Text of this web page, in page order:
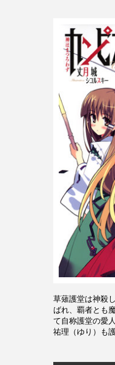
草薙護堂は神殺
ばれ、覇者とも
て自称護堂の愛
祐理（ゆり）も